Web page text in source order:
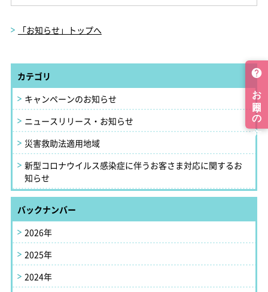
「お知らせ」トップへ
カテゴリ
キャンペーンのお知らせ
ニュースリリース・お知らせ
災害救助法適用地域
新型コロナウイルス感染症に伴うお客さま対応に関するお
知らせ
バックナンバー
2026年
2025年
2024年